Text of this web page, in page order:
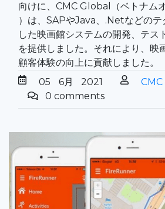
向けに、CMC Global（ベトナム
）は、SAPやJava、.Netなどのテ
した映画館システムの開発、テス
を提供しました。それにより、映
顧客体験の向上に貢献しました。
05
6月 2021
0 comments